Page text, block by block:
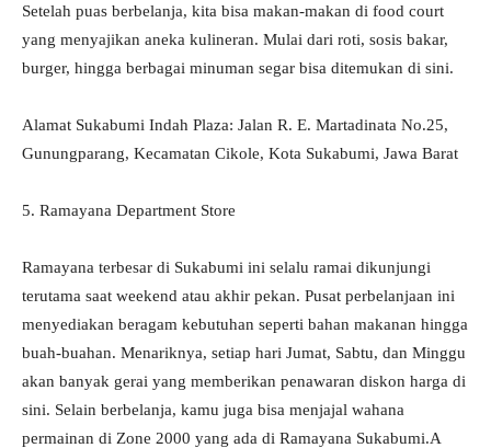
Setelah puas berbelanja, kita bisa makan-makan di food court
yang menyajikan aneka kulineran. Mulai dari roti, sosis bakar,
burger, hingga berbagai minuman segar bisa ditemukan di sini.
Alamat Sukabumi Indah Plaza: Jalan R. E. Martadinata No.25,
Gunungparang, Kecamatan Cikole, Kota Sukabumi, Jawa Barat
5. Ramayana Department Store
Ramayana terbesar di Sukabumi ini selalu ramai dikunjungi
terutama saat weekend atau akhir pekan. Pusat perbelanjaan ini
menyediakan beragam kebutuhan seperti bahan makanan hingga
buah-buahan. Menariknya, setiap hari Jumat, Sabtu, dan Minggu
akan banyak gerai yang memberikan penawaran diskon harga di
sini. Selain berbelanja, kamu juga bisa menjajal wahana
permainan di Zone 2000 yang ada di Ramayana Sukabumi.A